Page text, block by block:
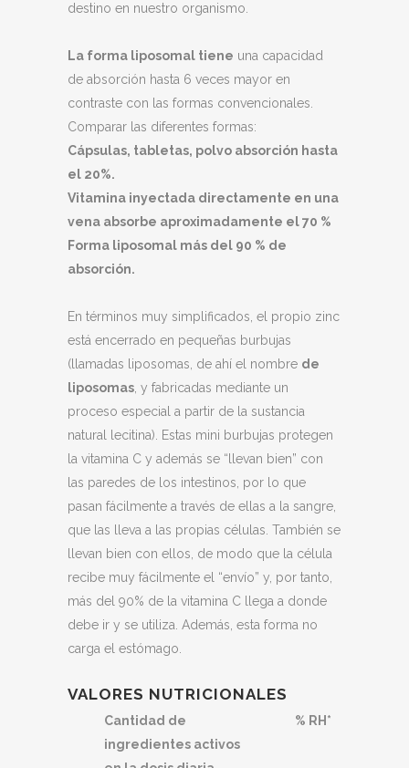
destino en nuestro organismo.
La forma liposomal tiene una capacidad
de absorción hasta 6 veces mayor en
contraste con las formas convencionales.
Comparar las diferentes formas:
Cápsulas, tabletas, polvo absorción hasta
el 20%.
Vitamina inyectada directamente en una
vena absorbe aproximadamente el 70 %
Forma liposomal más del 90 % de
absorción.
En términos muy simplificados, el propio zinc
está encerrado en pequeñas burbujas
(llamadas liposomas, de ahí el nombre de
liposomas , y fabricadas mediante un
proceso especial a partir de la sustancia
natural lecitina). Estas mini burbujas protegen
la vitamina C y además se “llevan bien” con
las paredes de los intestinos, por lo que
pasan fácilmente a través de ellas a la sangre,
que las lleva a las propias células. También se
llevan bien con ellos, de modo que la célula
recibe muy fácilmente el “envío” y, por tanto,
más del 90% de la vitamina C llega a donde
debe ir y se utiliza. Además, esta forma no
carga el estómago.
VALORES NUTRICIONALES
Cantidad de
ingredientes activos
% RH*